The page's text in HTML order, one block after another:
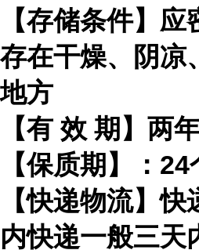
【存储条件】
存在干燥、阴凉
地方
【有 效 期】两
【保质期】： 24
【快递物流】
内快递一般三天